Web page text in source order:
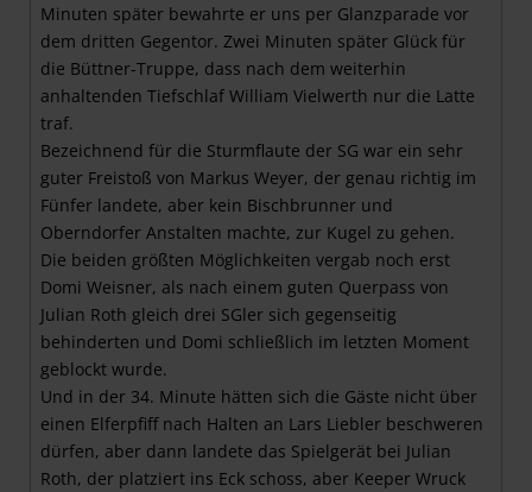
Minuten später bewahrte er uns per Glanzparade vor
dem dritten Gegentor. Zwei Minuten später Glück für
die Büttner-Truppe, dass nach dem weiterhin
anhaltenden Tiefschlaf William Vielwerth nur die Latte
traf.
Bezeichnend für die Sturmflaute der SG war ein sehr
guter Freistoß von Markus Weyer, der genau richtig im
Fünfer landete, aber kein Bischbrunner und
Oberndorfer Anstalten machte, zur Kugel zu gehen.
Die beiden größten Möglichkeiten vergab noch erst
Domi Weisner, als nach einem guten Querpass von
Julian Roth gleich drei SGler sich gegenseitig
behinderten und Domi schließlich im letzten Moment
geblockt wurde.
Und in der 34. Minute hätten sich die Gäste nicht über
einen Elferpfiff nach Halten an Lars Liebler beschweren
dürfen, aber dann landete das Spielgerät bei Julian
Roth, der platziert ins Eck schoss, aber Keeper Wruck